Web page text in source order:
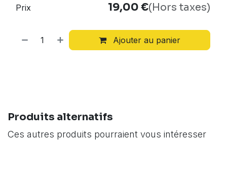
Ajouter au panier
Prix 19,00€(Hors taxes)
Produits alternatifs
Ces autres produits pourraient vous intéresser